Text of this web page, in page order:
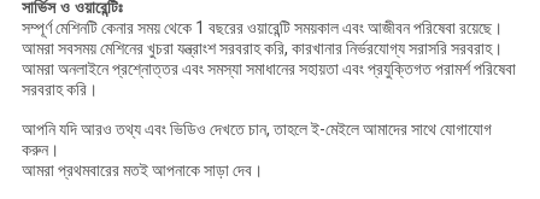
সার্ভিস ও ওয়ারেন্টিঃ
সম্পূর্ণ মেশিনটি কেনার সময় থেকে 1 বছরের ওয়ারেন্টি সময়কাল এবং আজীবন পরিষেবা রয়েছে।
আমরা সবসময় মেশিনের খুচরা যন্ত্রাংশ সরবরাহ করি, কারখানার নির্ভরযোগ্য সরাসরি সরবরাহ।
আমরা অনলাইনে প্রশ্নোত্তর এবং সমস্যা সমাধানের সহায়তা এবং প্রযুক্তিগত পরামর্শ পরিষেবা
সরবরাহ করি।
আপনি যদি আরও তথ্য এবং ভিডিও দেখতে চান, তাহলে ই-মেইলে আমাদের সাথে যোগাযোগ
করুন।
আমরা প্রথমবারের মতই আপনাকে সাড়া দেব।